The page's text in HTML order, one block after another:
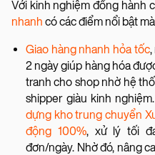
Với kinh nghiệm đồng hành
nhanh có các điểm nổi bật
Giao hàng nhanh hỏa tốc,
2 ngày giúp hàng hóa
tranh cho shop nhờ hệ
shipper giàu kinh
dựng kho trung chuyển
động 100%, xử lý tối
đơn/ngày. Nhờ đó, nâng